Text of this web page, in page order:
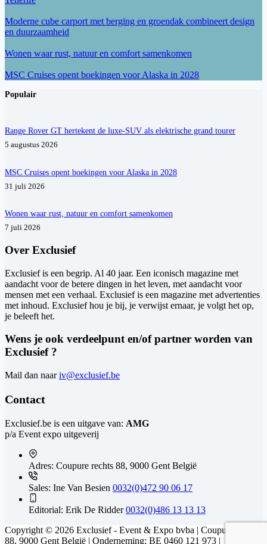
Moderne cube carport met berging en groendak combineert design
en duurzaamheid
Wonen waar rust, natuur en comfort samenkomen
MSC Cruises opent boekingen voor Alaska in 2028
Populair
Range Rover GT hertekent de luxe-SUV als elektrische grand tourer
5 augustus 2026
MSC Cruises opent boekingen voor Alaska in 2028
31 juli 2026
Wonen waar rust, natuur en comfort samenkomen
7 juli 2026
Over Exclusief
Exclusief is een begrip. Al 40 jaar. Een iconisch magazine met
aandacht voor de betere dingen in het leven, met aandacht voor
mensen met een verhaal. Exclusief is een magazine met advertenties
met inhoud. Exclusief hou je bij, je verwijst ernaar, je volgt het op,
je beleeft het.
Wens je ook verdeelpunt en/of partner worden van
Exclusief ?
Mail dan naariv@exclusief.be
Contact
Exclusief.be is een uitgave van: AMG
p/a Event expo uitgeverij
Adres: Coupure rechts 88, 9000 Gent België
Sales: Ine Van Besien 0032(0)472 90 06 17
Editorial: Erik De Ridder0032(0)486 13 13 13
Copyright © 2026 Exclusief - Event & Expo bvba | Coupure rechts
88, 9000 Gent België | Onderneming: BE 0460 121 973 |